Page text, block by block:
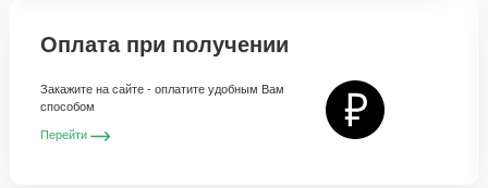
Оплата при получении
Закажите на сайте - оплатите удобным Вам
способом
Перейти